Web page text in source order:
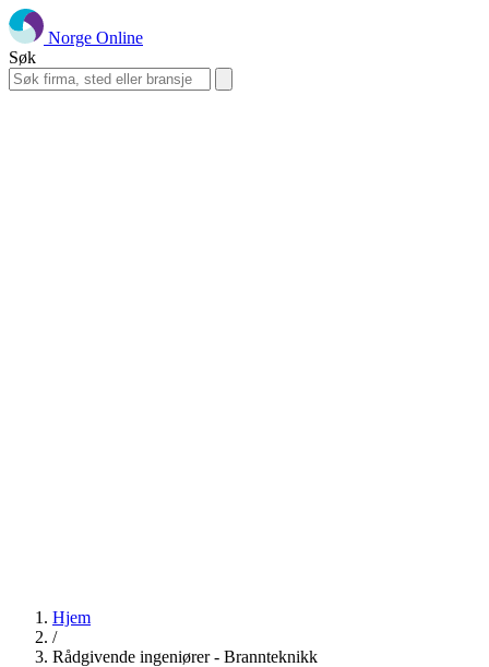
Norge Online
Søk
Hjem
/
Rådgivende ingeniører - Brannteknikk